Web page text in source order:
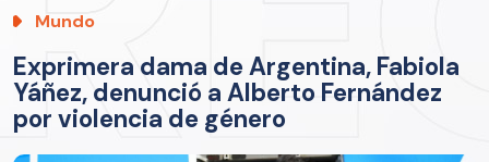
Mundo
Exprimera dama de Argentina, Fabiola
Yáñez, denunció a Alberto Fernández
por violencia de género